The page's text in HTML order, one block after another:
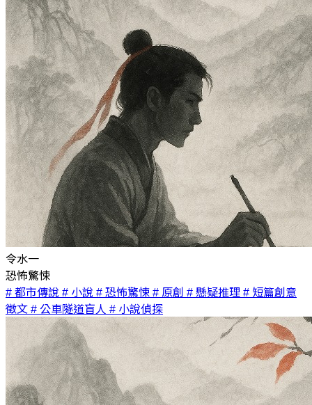
令水一
恐怖驚悚
# 都市傳說 # 小說 # 恐怖驚悚 # 原創 # 懸疑推理 # 短篇創意
徵文 # 公車隧道盲人 # 小說偵探